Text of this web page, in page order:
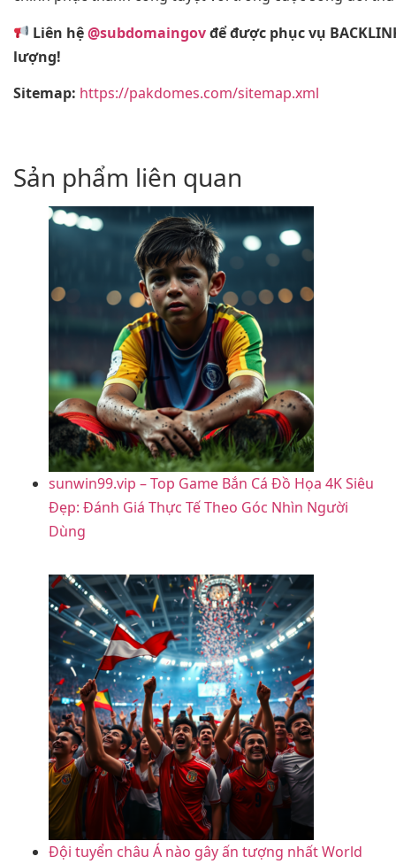
Liên hệ@subdomaingovđể được phục vụ
lượng!
Sitemap: https://pakdomes.com/sitemap.xml
Sản phẩm liên quan
sunwin99.vip – Top Game Bắn Cá Đồ Họa 4K Siêu
Đẹp: Đánh Giá Thực Tế Theo Góc Nhìn Người
Dùng
Đội tuyển châu Á nào gây ấn tượng nhất World